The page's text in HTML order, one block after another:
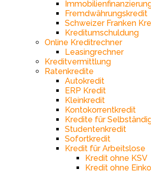
Fremdwährungskredit
Schweizer Franken
Kreditumschuldung
Online Kreditrechner
Leasingrechner
Kreditvermittlung
Ratenkredite
Autokredit
ERP Kredit
Kleinkredit
Kontokorrentkredit
Kredite für
Studentenkredit
Sofortkredit
Kredit für Arbeitslose
Kredit ohne KSV
Kredit ohne